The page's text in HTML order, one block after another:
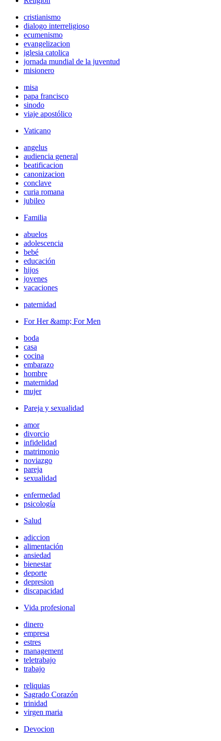
cristianismo
dialogo interreligioso
ecumenismo
evangelizacion
iglesia catolica
jornada mundial de la juventud
misionero
misa
papa francisco
sinodo
viaje apostólico
Vaticano
angelus
audiencia general
beatificacion
canonizacion
conclave
curia romana
jubileo
Familia
abuelos
adolescencia
bebé
educación
hijos
jovenes
vacaciones
paternidad
For Her &amp; For Men
boda
casa
cocina
embarazo
hombre
maternidad
mujer
Pareja y sexualidad
amor
divorcio
infidelidad
matrimonio
noviazgo
pareja
sexualidad
enfermedad
psicología
Salud
adiccion
alimentación
ansiedad
bienestar
deporte
depresion
discapacidad
Vida profesional
dinero
empresa
estres
management
teletrabajo
trabajo
reliquias
Sagrado Corazón
trinidad
virgen maria
Devocion